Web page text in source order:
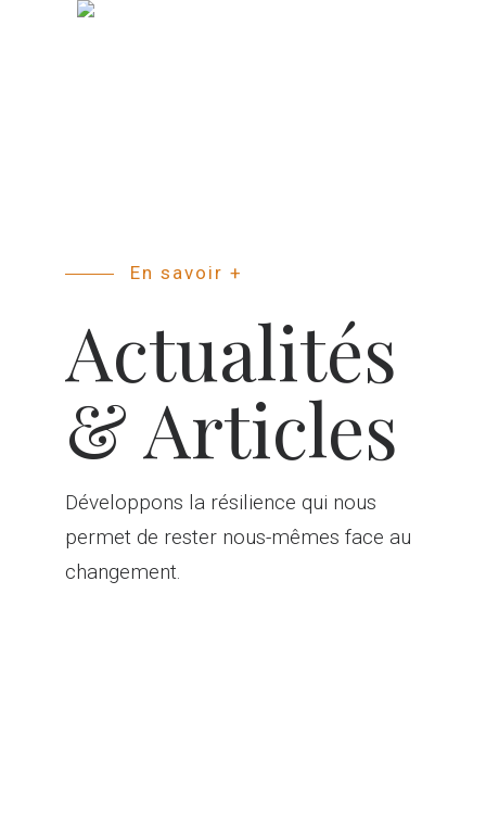
En savoir +
Actualités
& Articles
Développons la résilience qui nous
permet de rester nous-mêmes face au
changement.